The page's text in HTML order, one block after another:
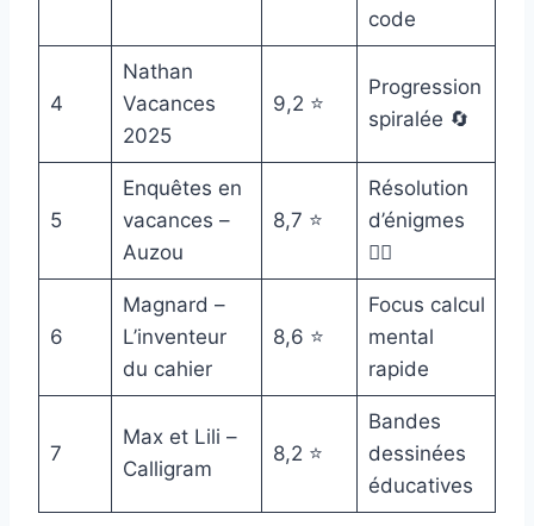
code
4
Nathan
Vacances
2025
9,2 ⭐
Progression
spiralée 🔄
5
Enquêtes en
vacances –
Auzou
8,7 ⭐
Résolution
d’énigmes
🕵️‍♂️
6
Magnard –
L’inventeur
du cahier
8,6 ⭐
Focus calcul
mental
rapide
7
Max et Lili –
Calligram
8,2 ⭐
Bandes
dessinées
éducatives